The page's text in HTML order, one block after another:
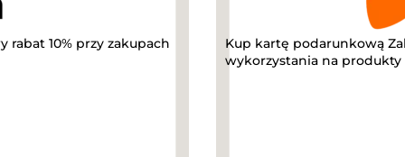
10% przy zakupach
Kup kartę podarunkową
wykorzystania na